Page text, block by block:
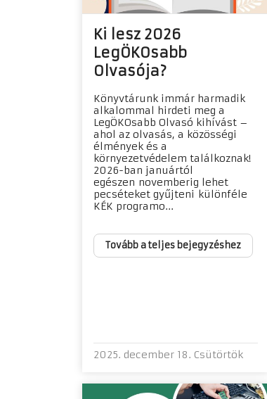
Ki lesz 2026
LegÖKOsabb
Olvasója?
Könyvtárunk immár harmadik
alkalommal hirdeti meg a
LegÖKOsabb Olvasó kihívást –
ahol az olvasás, a közösségi
élmények és a
környezetvédelem találkoznak!
2026-ban januártól
egészen novemberig lehet
pecséteket gyűjteni különféle
KÉK programo...
Tovább a teljes bejegyzéshez
2025. december 18. Csütörtök